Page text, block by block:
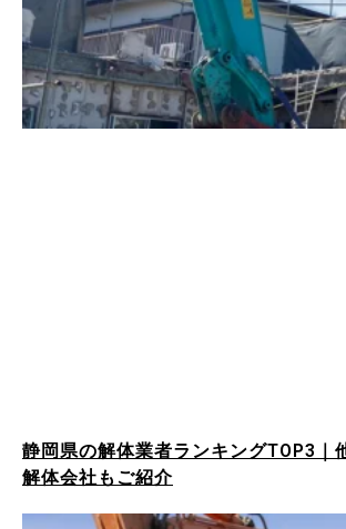
静岡県の解体業者ランキングTOP3｜
解体会社もご紹介